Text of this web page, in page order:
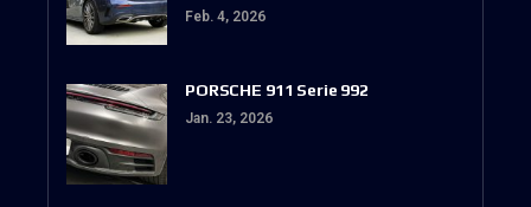
Feb. 4, 2026
PORSCHE 911 Serie 992
Jan. 23, 2026